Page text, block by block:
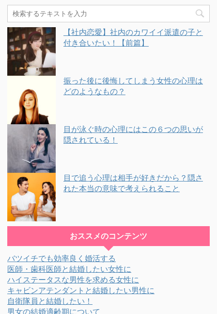
【社内恋愛】社内のカワイイ派遣の子と
付き合いたい！【前篇】
振った後に後悔してしまう女性の心理は
どのようなもの？
目が泳ぐ時の心理にはこの６つの思いが
隠されている！
目で追う心理は相手が好きだから？隠さ
れた本当の意味で考えられること
おススメのコンテンツ
バツイチでも効率良く婚活する
医師・歯科医師と結婚したい女性に
ハイステータスな男性を求める女性に
キャビンアテンダントと結婚したい男性に
自衛隊員と結婚したい！
男女の結婚適齢期について